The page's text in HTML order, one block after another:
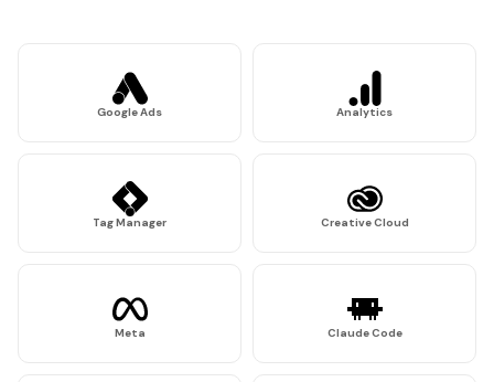
Google Ads Analytics
Tag Manager Creative Cloud
Meta Claude Code